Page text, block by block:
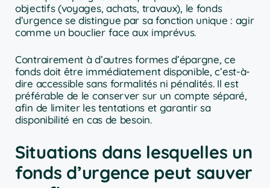
objectifs (voyages, achats, travaux), le fonds
d’urgence se distingue par sa fonction unique : agir
comme un bouclier face aux imprévus.
Contrairement à d’autres formes d’épargne, ce
fonds doit être immédiatement disponible, c’est-à-
dire accessible sans formalités ni pénalités. Il est
préférable de le conserver sur un compte séparé,
afin de limiter les tentations et garantir sa
disponibilité en cas de besoin.
Situations dans lesquelles un
fonds d’urgence peut sauver